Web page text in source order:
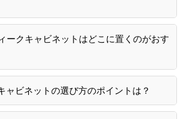
ークキャビネットはどこに置くのがおす
ャビネットの選び方のポイントは？